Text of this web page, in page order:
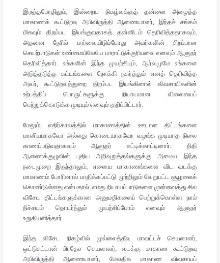
இருந்தபோதிலும், இன்றைய நிகழ்வுக்குத் தன்னை அழைத்த
மாகாணக் கூட்டுறவு அபிவிருத்தி ஆணையாளர், இந்தச் சங்கம்
மிகவும் திறம்பட இயங்குவதாகத் தன்னிடம் தெரிவித்ததாகவும்,
அதனை நேரில் பார்வையிடும்போது அவர்களின் சிறப்பான
செயற்பாடுகள் உண்மையிலேயே பாராட்டுக்குரியவை எனவும் ஆளுநர்
தெரிவித்தார். உங்களின் இந்த முயற்சியும், ஆர்வமுமே உங்களை
அடுத்தடுத்த கட்டங்களை நோக்கி நகர்த்தும் எனத் தெரிவித்த
அவர், கூட்டுறவுத்துறை திறம்பட இயங்கினால் விவசாயிகளின்
உற்பத்திப் பொருட்களுக்கு நியாயமான விலையைப்
பெற்றுக்கொடுக்க முடியும் எனவும் குறிப்பிட்டார்.
மேலும், எதிர்காலத்தில் மாகாணத்தின் ஊடான திட்டங்களை
மானியமாகவோ அல்லது கொடையாகவோ வழங்க முடியாத நிலை
காணப்படுவதாகவும் ஆளுநர் சுட்டிக்காட்டினார். நிதி
ஆணைக்குழுவின் புதிய அறிவுறுத்தல்களுக்கு அமைய இந்த
நடைமுறை இருந்தாலும், ஏனைய மாகாணங்களை விட வடக்கு
மாகாணம் போரினால் பாதிக்கப்பட்டு முற்றிலும் வேறுபட்ட சூழலைக்
கொண்டுள்ளது என்பதால், எமது நியாயப்பாடுகளை முன்வைத்து சில
விசேட திட்டங்களுக்கான அனுமதிகளைப் பெற்றுக்கொள்ள நாம்
நிச்சயம் தொடர்ந்தும் முயற்சிப்போம் எனவும் ஆளுநர்
உறுதியளித்தார்.
இந்த விசேட நிகழ்வில் முல்லைத்தீவு மாவட்டச் செயலாளர்,
ஒட்டுசுட்டான் பிரதேச செயலாளர், வடக்கு மாகாண கூட்டுறவு
அபிவிருத்தி ஆணையாளர், மேலதிக மாகாண விவசாயப்